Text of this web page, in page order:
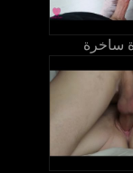
ساخرة